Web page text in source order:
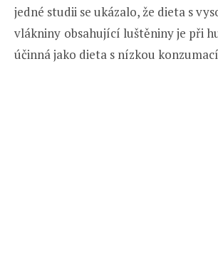
jedné studii se ukázalo, že dieta s
vlákniny obsahující luštěniny je při
účinná jako dieta s nízkou